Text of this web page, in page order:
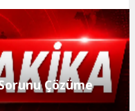
Çözüme